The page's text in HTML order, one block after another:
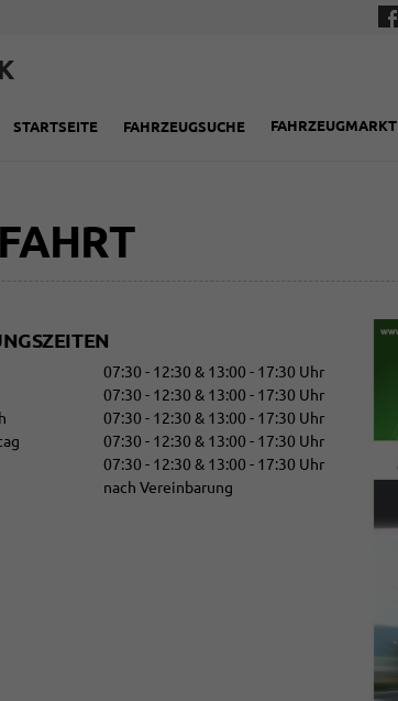
STARTSEITE FAHRZEUGSUCHE FAHRZEUGMARKT
07:30 - 12:30 & 13:00 - 17:30 Uhr
07:30 - 12:30 & 13:00 - 17:30 Uhr
07:30 - 12:30 & 13:00 - 17:30 Uhr
07:30 - 12:30 & 13:00 - 17:30 Uhr
07:30 - 12:30 & 13:00 - 17:30 Uhr
nach Vereinbarung